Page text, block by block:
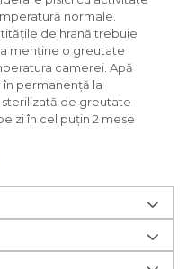
normale.
de hrană trebuie
menține o greutate
camerei. Apă
în permanență la
de greutate
zi în cel puțin 2 mese